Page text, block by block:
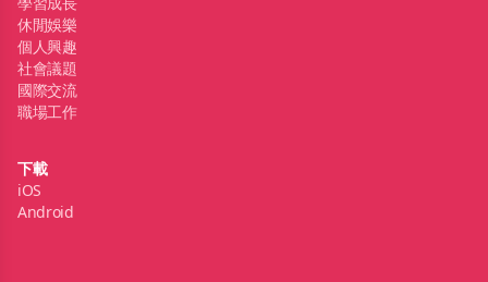
休閒娛樂
個人興趣
社會議題
國際交流
職場工作
下載
iOS
Android